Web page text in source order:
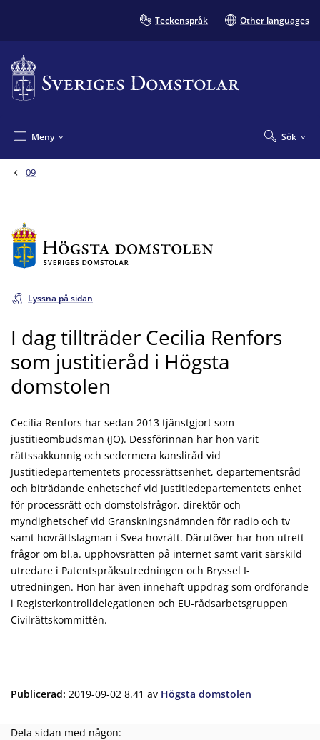
Teckenspråk Other languages
Sök
Meny
09
Lyssna på sidan
I dag tillträder Cecilia Renfors
som justitieråd i Högsta
domstolen
Cecilia Renfors har sedan 2013 tjänstgjort som
justitieombudsman (JO). Dessförinnan har hon varit
rättssakkunnig och sedermera kansliråd vid
Justitiedepartementets processrättsenhet, departementsråd
och biträdande enhetschef vid Justitiedepartementets enhet
för processrätt och domstolsfrågor, direktör och
myndighetschef vid Granskningsnämnden för radio och tv
samt hovrättslagman i Svea hovrätt. Därutöver har hon utrett
frågor om bl.a. upphovsrätten på internet samt varit särskild
utredare i Patentspråksutredningen och Bryssel I-
utredningen. Hon har även innehaft uppdrag som ordförande
i Registerkontrolldelegationen och EU-rådsarbetsgruppen
Civilrättskommittén.
Publicerad: 2019-09-02 8.41 av Högsta domstolen
Dela sidan med någon: